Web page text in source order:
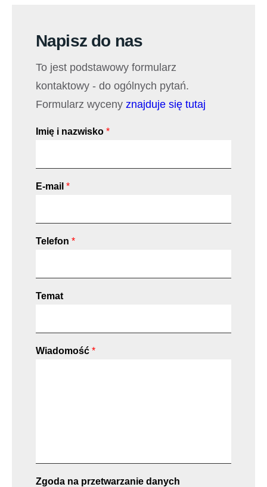
Napisz do nas
To jest podstawowy formularz
kontaktowy - do ogólnych pytań.
Formularz wyceny znajduje się tutaj
Imię i nazwisko *
E-mail *
Telefon *
Temat
Wiadomość *
Zgoda na przetwarzanie danych